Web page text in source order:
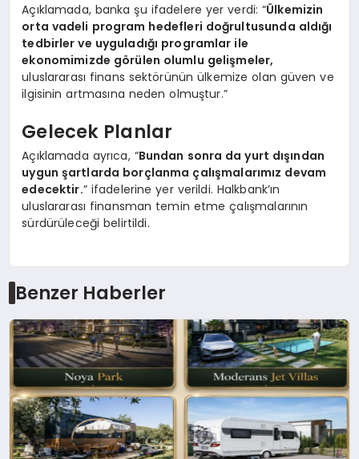
Açıklamada, banka şu ifadelere yer verdi: “Ülkemizin
orta vadeli program hedefleri doğrultusunda aldığı
tedbirler ve uyguladığı programlar ile
ekonomimizde görülen olumlu gelişmeler,
uluslararası finans sektörünün ülkemize olan güven ve
ilgisinin artmasına neden olmuştur.”
Gelecek Planlar
Açıklamada ayrıca, “Bundan sonra da yurt dışından
uygun şartlarda borçlanma çalışmalarımız devam
edecektir.” ifadelerine yer verildi. Halkbank’ın
uluslararası finansman temin etme çalışmalarının
sürdürüleceği belirtildi.
Benzer Haberler